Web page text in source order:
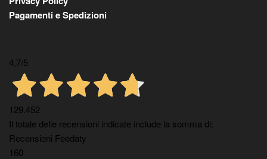
Pagamenti e Spedizioni
4,7/5
129.452
Il totale delle recensioni indicate include la somma di:
Recensioni Feedaty
160